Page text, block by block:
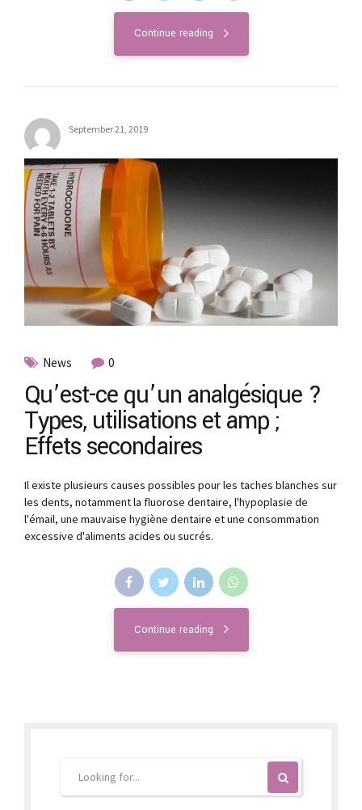
Continue reading
September 21, 2019
News 0
Qu’est-ce qu’un analgésique ?
Types, utilisations et amp ;
Effets secondaires
Il existe plusieurs causes possibles pour les taches blanches sur
les dents, notamment la fluorose dentaire, l'hypoplasie de
l'émail, une mauvaise hygiène dentaire et une consommation
excessive d'aliments acides ou sucrés.
Continue reading